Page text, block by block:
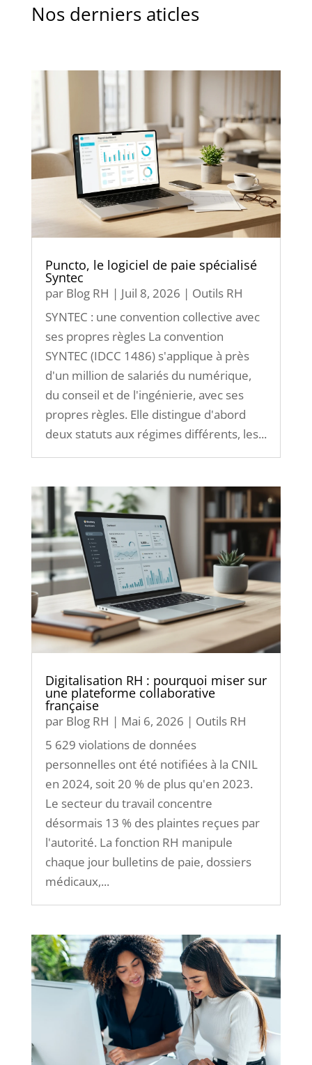
Nos derniers aticles
Puncto, le logiciel de paie spécialisé
Syntec
par Blog RH | Juil 8, 2026 | Outils RH
SYNTEC : une convention collective avec
ses propres règles La convention
SYNTEC (IDCC 1486) s'applique à près
d'un million de salariés du numérique,
du conseil et de l'ingénierie, avec ses
propres règles. Elle distingue d'abord
deux statuts aux régimes différents, les...
Digitalisation RH : pourquoi miser sur
une plateforme collaborative
française
par Blog RH | Mai 6, 2026 | Outils RH
5 629 violations de données
personnelles ont été notifiées à la CNIL
en 2024, soit 20 % de plus qu'en 2023.
Le secteur du travail concentre
désormais 13 % des plaintes reçues par
l'autorité. La fonction RH manipule
chaque jour bulletins de paie, dossiers
médicaux,...